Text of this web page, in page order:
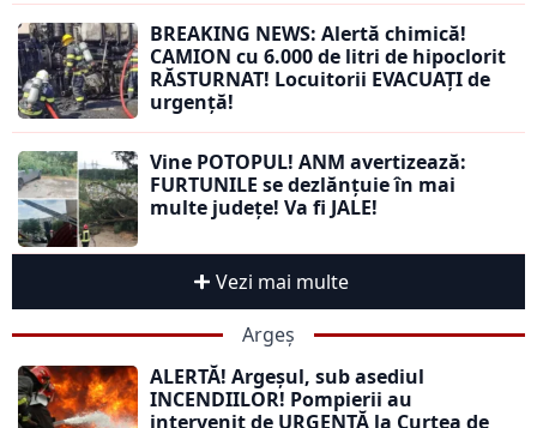
BREAKING NEWS: Alertă chimică!
CAMION cu 6.000 de litri de hipoclorit
RĂSTURNAT! Locuitorii EVACUAȚI de
urgență!
Vine POTOPUL! ANM avertizează:
FURTUNILE se dezlănțuie în mai
multe județe! Va fi JALE!
Vezi mai multe
Argeș
ALERTĂ! Argeșul, sub asediul
INCENDIILOR! Pompierii au
intervenit de URGENȚĂ la Curtea de